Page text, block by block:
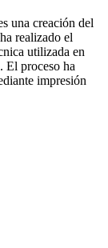
una creación del
realizado el
utilizada en
El proceso ha
impresión